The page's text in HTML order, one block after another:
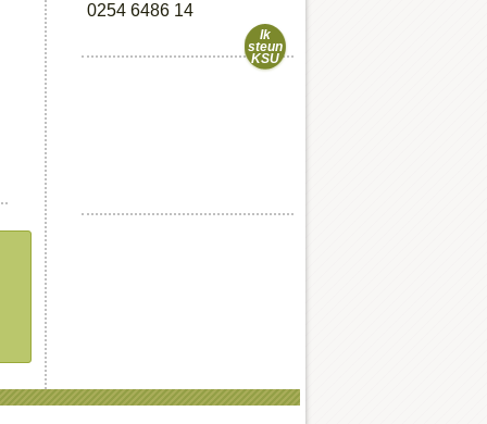
0254 6486 14
Ik
steun
KSU